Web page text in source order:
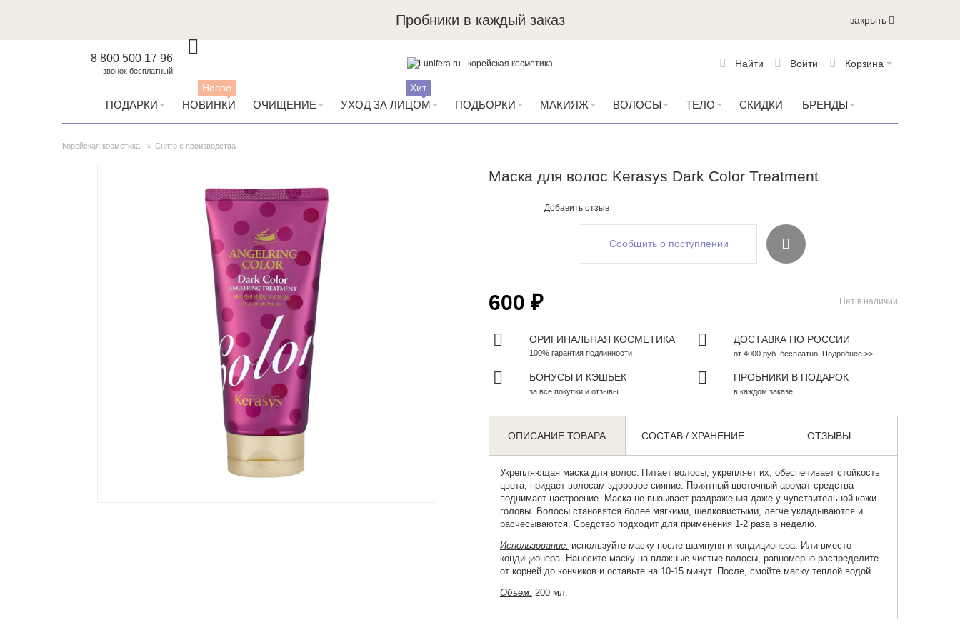
Пробники в каждый заказ закрыть
8 800 500 17 96
звонок бесплатный
Корзина
Войти
Найти
ПОДАРКИ НОВИНКИ
Новое
ОЧИЩЕНИЕ УХОД ЗА ЛИЦОМ
Хит
ПОДБОРКИ МАКИЯЖ ВОЛОСЫ ТЕЛО СКИДКИ БРЕНДЫ
Корейская косметика Снято с производства
Маска для волос Kerasys Dark Color Treatment
Добавить отзыв
Сообщить о поступлении
Нет в наличии
600 ₽
ОРИГИНАЛЬНАЯ КОСМЕТИКА
100% гарантия подлинности
ДОСТАВКА ПО РОССИИ
от 4000 руб. бесплатно. Подробнее >>
БОНУСЫ И КЭШБЕК
за все покупки и отзывы
ПРОБНИКИ В ПОДАРОК
в каждом заказе
ОПИСАНИЕ ТОВАРА СОСТАВ / ХРАНЕНИЕ ОТЗЫВЫ
Укрепляющая маска для волос. Питает волосы, укрепляет их, обеспечивает стойкость
цвета, придает волосам здоровое сияние. Приятный цветочный аромат средства
поднимает настроение. Маска не вызывает раздражения даже у чувствительной кожи
головы. Волосы становятся более мягкими, шелковистыми, легче укладываются и
расчесываются. Средство подходит для применения 1-2 раза в неделю.
Использование: используйте маску после шампуня и кондиционера. Или вместо
кондиционера. Нанесите маску на влажные чистые волосы, равномерно распределите
от корней до кончиков и оставьте на 10-15 минут. После, смойте маску теплой водой.
Объем: 200 мл.